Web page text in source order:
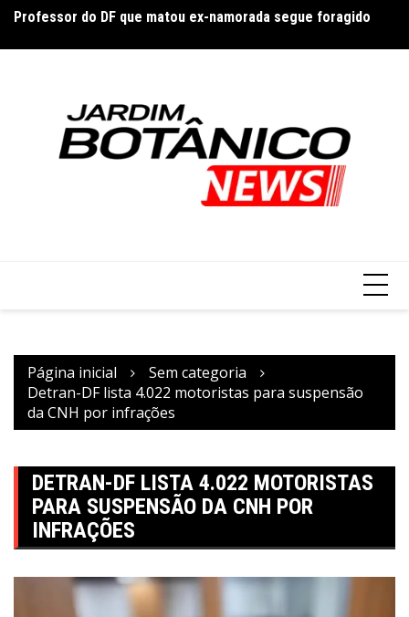
o
Professor do DF que matou ex-namorada segue foragido
Página inicial
Sem categoria
Detran-DF lista 4.022 motoristas para suspensão
da CNH por infrações
DETRAN-DF LISTA 4.022 MOTORISTAS
PARA SUSPENSÃO DA CNH POR
INFRAÇÕES